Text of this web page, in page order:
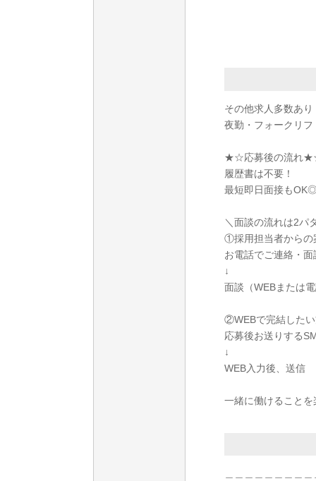
その他求人多数あり
夜勤・フォークリ
★☆応募後の流れ
履歴書は不要！
最短即日面接も
＼面談の流れは2パ
①採用担当者からの
お電話でご連絡・
↓
面談（WEBまたは
②WEBで完結した
応募後お送りする
↓
WEB入力後、送信
一緒に働けること